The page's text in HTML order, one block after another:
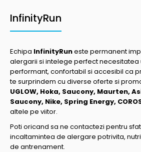
InfinityRun
Echipa InfinityRuneste permanent
alergarii si intelege perfect
performant, confortabil si accesibil ca
te surprindem cu diverse oferte si
UGLOW, Hoka, Saucony, Maurten,
Saucony, Nike, Spring Energy,
altele pe viitor.
Poti oricand sa ne contactezi pentru
incaltamintea de alergare potrivita,
de antrenament.